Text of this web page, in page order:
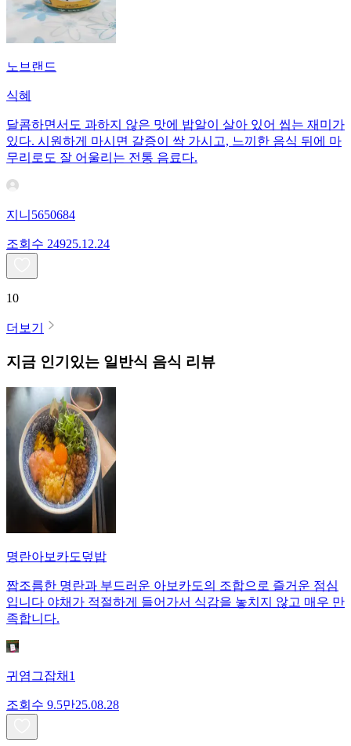
노브랜드
식혜
달콤하면서도 과하지 않은 맛에 밥알이 살아 있어 씹는 재미가
있다. 시원하게 마시면 갈증이 싹 가시고, 느끼한 음식 뒤에 마
무리로도 잘 어울리는 전통 음료다.
지니5650684
조회수 24925.12.24
10
더보기
지금 인기있는 일반식 음식 리뷰
명란아보카도덮밥
짭조름한 명란과 부드러운 아보카도의 조합으로 즐거운 점심
입니다 야채가 적절하게 들어가서 식감을 놓치지 않고 매우 만
족합니다.
귀염그잡채1
조회수 9.5만25.08.28